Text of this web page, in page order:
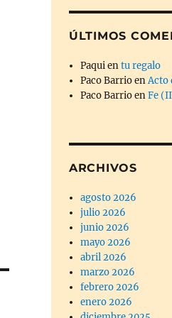
ÚLTIMOS
Paquientu regalo
Paco BarrioenActo
Paco BarrioenFe
ARCHIVOS
agosto 2026
julio 2026
junio 2026
mayo 2026
abril 2026
marzo 2026
febrero 2026
enero 2026